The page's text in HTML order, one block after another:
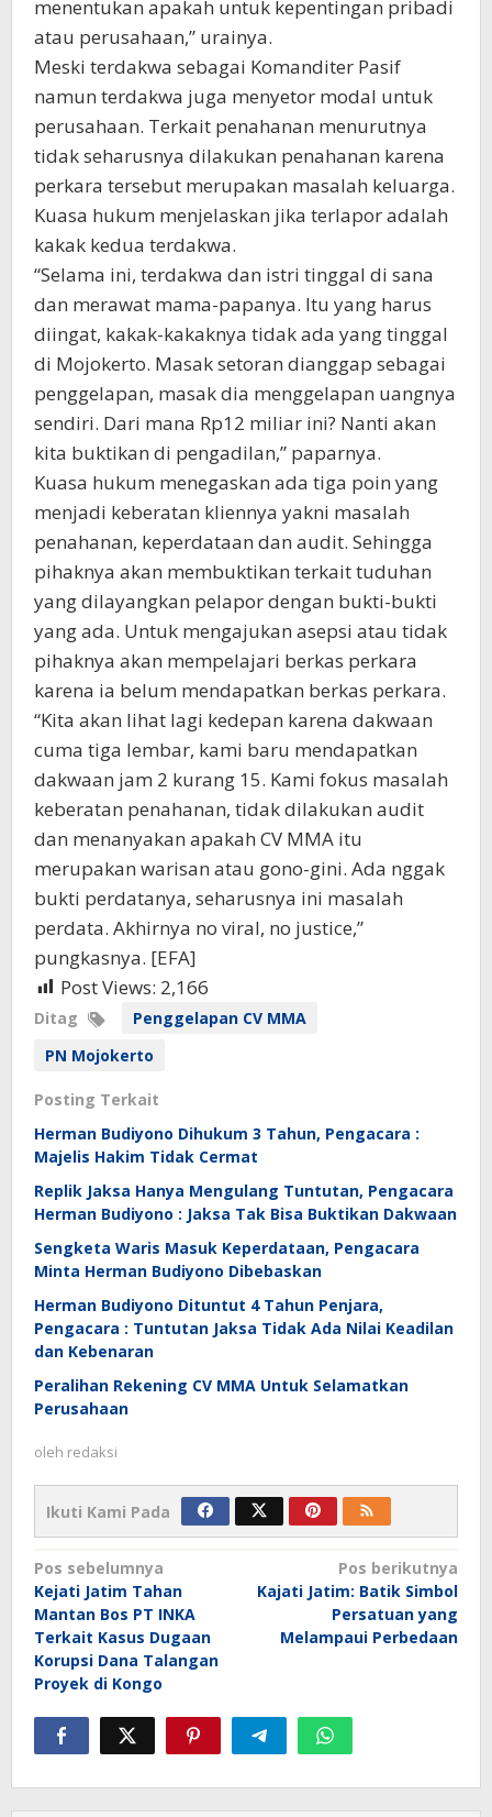
menentukan apakah untuk kepentingan pribadi
atau perusahaan,” urainya.
Meski terdakwa sebagai Komanditer Pasif
namun terdakwa juga menyetor modal untuk
perusahaan. Terkait penahanan menurutnya
tidak seharusnya dilakukan penahanan karena
perkara tersebut merupakan masalah keluarga.
Kuasa hukum menjelaskan jika terlapor adalah
kakak kedua terdakwa.
“Selama ini, terdakwa dan istri tinggal di sana
dan merawat mama-papanya. Itu yang harus
diingat, kakak-kakaknya tidak ada yang tinggal
di Mojokerto. Masak setoran dianggap sebagai
penggelapan, masak dia menggelapan uangnya
sendiri. Dari mana Rp12 miliar ini? Nanti akan
kita buktikan di pengadilan,” paparnya.
Kuasa hukum menegaskan ada tiga poin yang
menjadi keberatan kliennya yakni masalah
penahanan, keperdataan dan audit. Sehingga
pihaknya akan membuktikan terkait tuduhan
yang dilayangkan pelapor dengan bukti-bukti
yang ada. Untuk mengajukan asepsi atau tidak
pihaknya akan mempelajari berkas perkara
karena ia belum mendapatkan berkas perkara.
“Kita akan lihat lagi kedepan karena dakwaan
cuma tiga lembar, kami baru mendapatkan
dakwaan jam 2 kurang 15. Kami fokus masalah
keberatan penahanan, tidak dilakukan audit
dan menanyakan apakah CV MMA itu
merupakan warisan atau gono-gini. Ada nggak
bukti perdatanya, seharusnya ini masalah
perdata. Akhirnya no viral, no justice,”
pungkasnya. [EFA]
Post Views: 2,166
Ditag
Penggelapan CV MMA
PN Mojokerto
Posting Terkait
Herman Budiyono Dihukum 3 Tahun, Pengacara :
Majelis Hakim Tidak Cermat
Replik Jaksa Hanya Mengulang Tuntutan, Pengacara
Herman Budiyono : Jaksa Tak Bisa Buktikan Dakwaan
Sengketa Waris Masuk Keperdataan, Pengacara
Minta Herman Budiyono Dibebaskan
Herman Budiyono Dituntut 4 Tahun Penjara,
Pengacara : Tuntutan Jaksa Tidak Ada Nilai Keadilan
dan Kebenaran
Peralihan Rekening CV MMA Untuk Selamatkan
Perusahaan
oleh redaksi
Ikuti Kami Pada
Navigasi
pos
Pos sebelumnya
Kejati Jatim Tahan
Mantan Bos PT INKA
Terkait Kasus Dugaan
Korupsi Dana Talangan
Proyek di Kongo
Pos berikutnya
Kajati Jatim: Batik Simbol
Persatuan yang
Melampaui Perbedaan